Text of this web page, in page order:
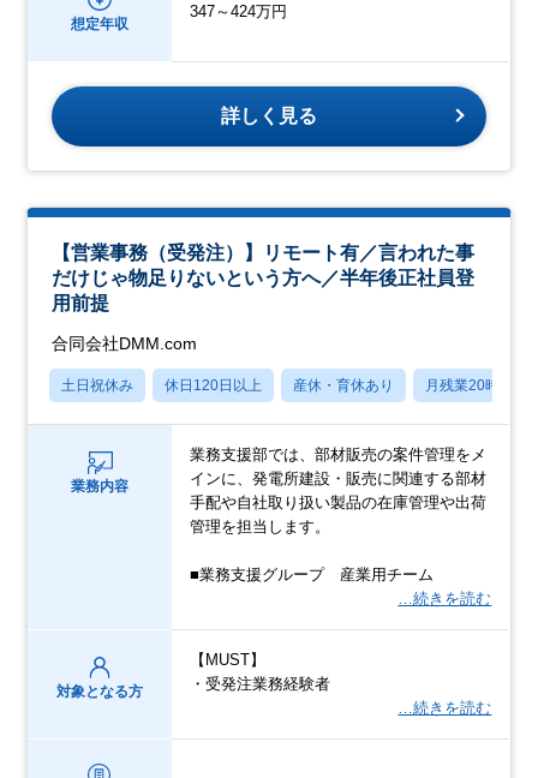
想定年収
347～424万円
詳しく見る
【営業事務（受発注）】リモート有／言われた事
だけじゃ物足りないという方へ／半年後正社員登
用前提
合同会社DMM.com
土日祝休み 休日120日以上 産休・育休あり 月残業20時間以
業務内容
業務支援部では、部材販売の案件管理をメ
インに、発電所建設・販売に関連する部材
手配や自社取り扱い製品の在庫管理や出荷
管理を担当します。
■業務支援グループ 産業用チーム
…続きを読む
対象となる方
【MUST】
・受発注業務経験者
…続きを読む